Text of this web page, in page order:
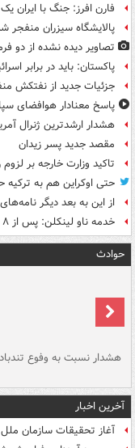
فارن افرز: جنگ با ایران
پالایشگاه سیزران منفجر
تصاویر دیده‌ نشده از دو
پاکستان: باید در برابر
جزئیات جدید از نفتکش
پاسخ معنادار هوافضای
هشدار ارشدترین ژنرال
مقصد جدید پسر زیدان
تاکید وزارت خارجه بر
حتی اوکراین هم به ترکیه
از این به بعد دیگر
خدمه ناو لینکلن: پس از ۸ ماه حضور در دریا خسته و درمانده‌ شدیم
حوادث
هشدار نسبت به وفوع
آخرین اخبار
آغاز تحقیقات سازمان